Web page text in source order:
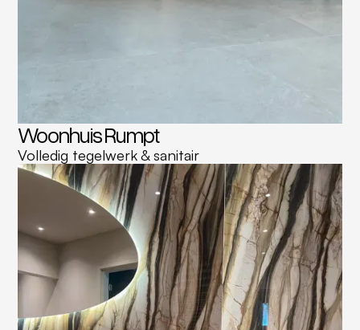
Woonhuis Rumpt
Volledig tegelwerk & sanitair